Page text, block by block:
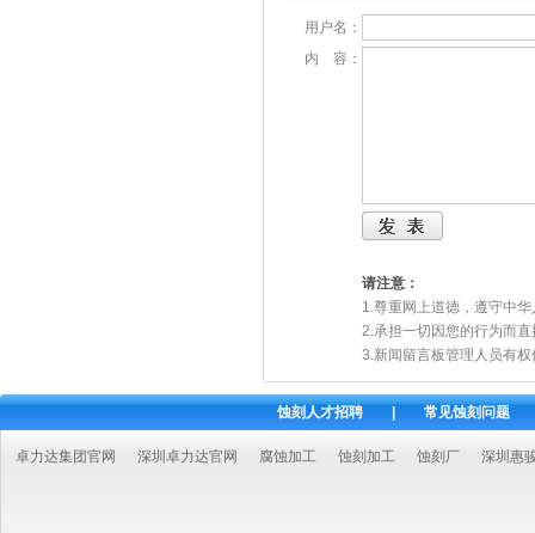
用户名：
内 容：
请注意：
1.尊重网上道德，遵守中
2.承担一切因您的行为而
3.新闻留言板管理人员有
蚀刻人才招聘 常见蚀刻问题
卓力达集团官网 深圳卓力达官网 腐蚀加工 蚀刻加工 蚀刻厂 深圳惠